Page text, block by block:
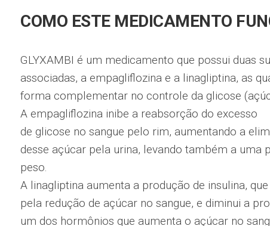
COMO ESTE MEDICAMENTO
GLYXAMBI é um medicamento que possui duas
associadas, a empagliflozina e a linagliptina, as
forma complementar no controle da glicose
A empagliflozina inibe a reabsorção do excesso
de glicose no sangue pelo rim, aumentando a
desse açúcar pela urina, levando também a uma
peso.
A linagliptina aumenta a produção de insulina,
pela redução de açúcar no sangue, e diminui a
um dos hormônios que aumenta o açúcar no